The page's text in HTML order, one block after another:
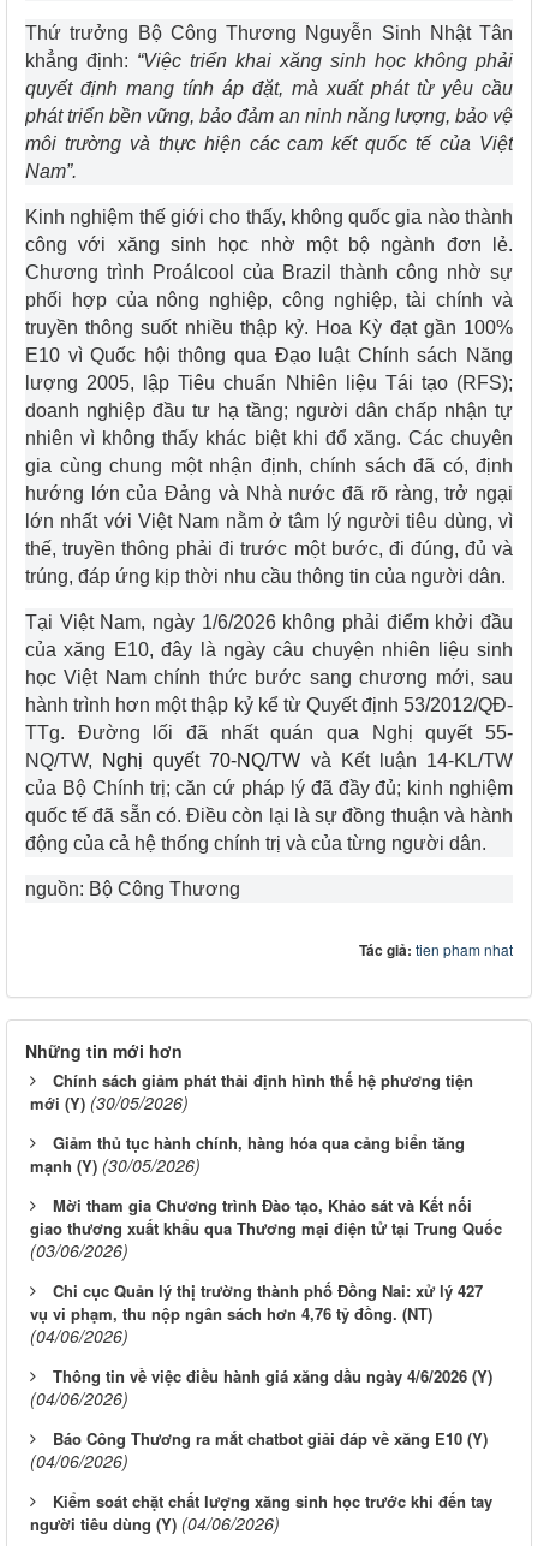
Thứ trưởng Bộ Công Thương Nguyễn Sinh Nhật Tân
khẳng định: “Việc triển khai xăng sinh học không phải
quyết định mang tính áp đặt, mà xuất phát từ yêu cầu
phát triển bền vững, bảo đảm an ninh năng lượng, bảo vệ
môi trường và thực hiện các cam kết quốc tế của Việt
Nam”.
Kinh nghiệm thế giới cho thấy, không quốc gia nào thành
công với xăng sinh học nhờ một bộ ngành đơn lẻ.
Chương trình Proálcool của Brazil thành công nhờ sự
phối hợp của nông nghiệp, công nghiệp, tài chính và
truyền thông suốt nhiều thập kỷ. Hoa Kỳ đạt gần 100%
E10 vì Quốc hội thông qua Đạo luật Chính sách Năng
lượng 2005, lập Tiêu chuẩn Nhiên liệu Tái tạo (RFS);
doanh nghiệp đầu tư hạ tầng; người dân chấp nhận tự
nhiên vì không thấy khác biệt khi đổ xăng. Các chuyên
gia cùng chung một nhận định, chính sách đã có, định
hướng lớn của Đảng và Nhà nước đã rõ ràng, trở ngại
lớn nhất với Việt Nam nằm ở tâm lý người tiêu dùng, vì
thế, truyền thông phải đi trước một bước, đi đúng, đủ và
trúng, đáp ứng kịp thời nhu cầu thông tin của người dân.
Tại Việt Nam, ngày 1/6/2026 không phải điểm khởi đầu
của xăng E10, đây là ngày câu chuyện nhiên liệu sinh
học Việt Nam chính thức bước sang chương mới, sau
hành trình hơn một thập kỷ kể từ Quyết định 53/2012/QĐ-
TTg. Đường lối đã nhất quán qua Nghị quyết 55-
NQ/TW,
Nghị quyết 70-NQ/TW và Kết luận 14-KL/TW
của Bộ Chính trị; căn cứ pháp lý đã đầy đủ; kinh nghiệm
quốc tế đã sẵn có. Điều còn lại là sự đồng thuận và hành
động của cả hệ thống chính trị và của từng người dân.
nguồn: Bộ Công Thương
Tác giả: tien pham nhat
Những tin mới hơn
Chính sách giảm phát thải định hình thế hệ phương tiện
mới (Y) (30/05/2026)
Giảm thủ tục hành chính, hàng hóa qua cảng biển tăng
mạnh (Y) (30/05/2026)
Mời tham gia Chương trình Đào tạo, Khảo sát và Kết nối
giao thương xuất khẩu qua Thương mại điện tử tại Trung Quốc
(03/06/2026)
Chi cục Quản lý thị trường thành phố Đồng Nai: xử lý 427
vụ vi phạm, thu nộp ngân sách hơn 4,76 tỷ đồng. (NT)
(04/06/2026)
Thông tin về việc điều hành giá xăng dầu ngày 4/6/2026 (Y)
(04/06/2026)
Báo Công Thương ra mắt chatbot giải đáp về xăng E10 (Y)
(04/06/2026)
Kiểm soát chặt chất lượng xăng sinh học trước khi đến tay
người tiêu dùng (Y) (04/06/2026)